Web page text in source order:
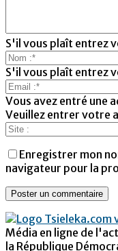
S'il vous plaît entrez
S'il vous plaît entrez
Vous avez entré une
Veuillez entrer votre
Enregistrer mon
navigateur pour la
Média en ligne de
la République